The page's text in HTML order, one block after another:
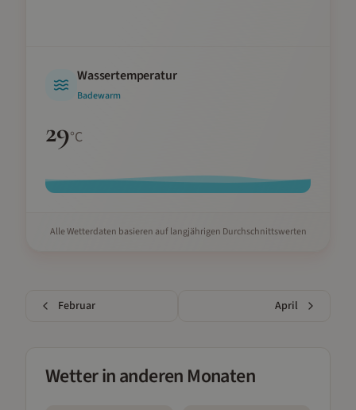
Wassertemperatur
Badewarm
29°C
Alle Wetterdaten basieren auf langjährigen Durchschnittswerten
Februar April
Wetter in anderen Monaten